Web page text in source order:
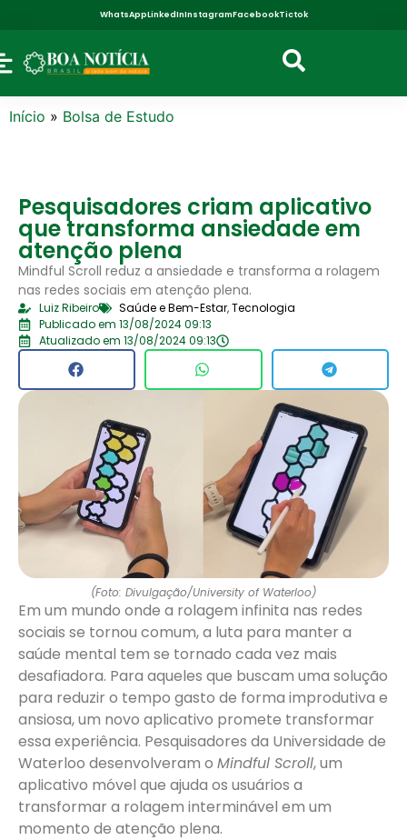
WhatsAppLinkedInInstagramFacebookTictok
Início » Bolsa de Estudo
Pesquisadores criam aplicativo
que transforma ansiedade em
atenção plena
Mindful Scroll reduz a ansiedade e transforma a rolagem
nas redes sociais em atenção plena.
Luiz Ribeiro Saúde e Bem-Estar,Tecnologia
Publicado em 13/08/2024 09:13
Atualizado em 13/08/2024 09:13
(Foto: Divulgação/University of Waterloo)
Em um mundo onde a rolagem infinita nas redes
sociais se tornou comum, a luta para manter a
saúde mental tem se tornado cada vez mais
desafiadora. Para aqueles que buscam uma solução
para reduzir o tempo gasto de forma improdutiva e
ansiosa, um novo aplicativo promete transformar
essa experiência. Pesquisadores da Universidade de
Waterloo desenvolveram o Mindful Scroll, um
aplicativo móvel que ajuda os usuários a
transformar a rolagem interminável em um
momento de atenção plena.